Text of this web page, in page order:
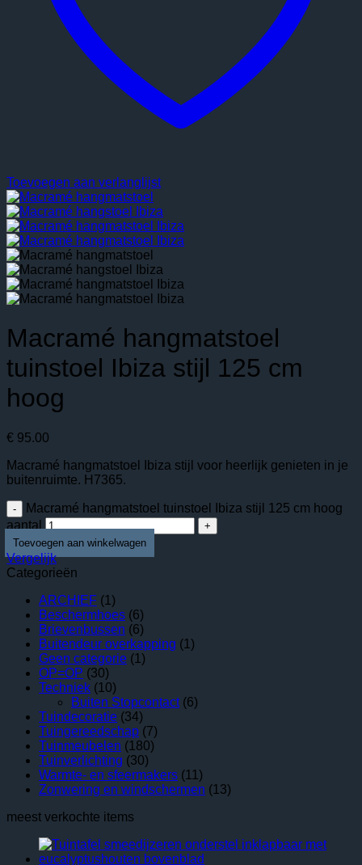
Toevoegen aan verlanglijst
Macramé hangmatstoel
tuinstoel Ibiza stijl 125 cm
hoog
€ 95.00
Macramé hangmatstoel Ibiza stijl voor heerlijk genieten in je
buitenruimte. H7365.
Macramé hangmatstoel tuinstoel Ibiza stijl 125 cm hoog
aantal
Vergelijk
Categorieën
ARCHIEF (1)
Beschermhoes (6)
Brievenbussen (6)
Buitendeur overkapping (1)
Geen categorie (1)
OP=OP (30)
Techniek (10)
Buiten Stopcontact (6)
Tuindecoratie (34)
Tuingereedschap (7)
Tuinmeubelen (180)
Tuinverlichting (30)
Warmte- en sfeermakers (11)
Zonwering en windschermen (13)
meest verkochte items